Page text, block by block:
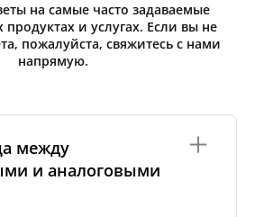
на самые часто задаваемые
и услугах. Если вы не
пожалуйста, свяжитесь с нами
напрямую.
между
и аналоговыми